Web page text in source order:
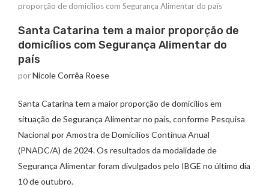
proporção de domicílios com Segurança Alimentar do país
Santa Catarina tem a maior proporção de
domicílios com Segurança Alimentar do
país
porNicole Corrêa Roese
Santa Catarina tem a maior proporção de domicílios em
situação de Segurança Alimentar no país, conforme Pesquisa
Nacional por Amostra de Domicílios Contínua Anual
(PNADC/A) de 2024. Os resultados da modalidade de
Segurança Alimentar foram divulgados pelo IBGE no último dia
10 de outubro.